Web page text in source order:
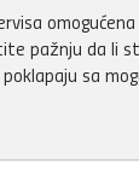
pažnju da li
sa